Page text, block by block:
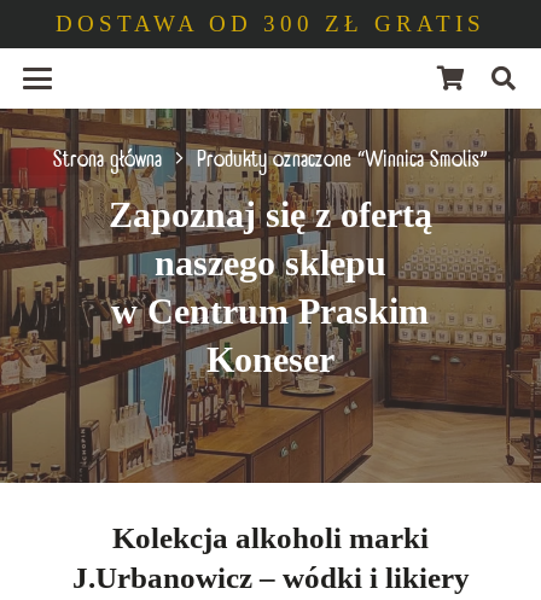
DOSTAWA OD 300 ZŁ GRATIS
Strona główna Produkty oznaczone “Winnica Smolis”
Zapoznaj się z ofertą
naszego sklepu
w Centrum Praskim
Koneser
Kolekcja alkoholi marki
J.Urbanowicz – wódki i likiery